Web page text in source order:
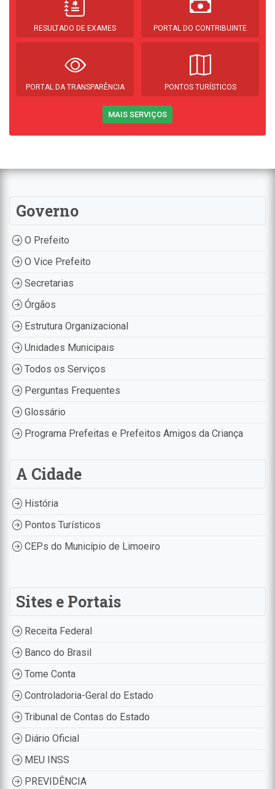
RESULTADO DE EXAMES PORTAL DO CONTRIBUINTE
PORTAL DA TRANSPARÊNCIA PONTOS TURÍSTICOS
MAIS SERVIÇOS
Governo
O Prefeito
O Vice Prefeito
Secretarias
Órgãos
Estrutura Organizacional
Unidades Municipais
Todos os Serviços
Perguntas Frequentes
Glossário
Programa Prefeitas e Prefeitos Amigos da Criança
A Cidade
História
Pontos Turísticos
CEPs do Município de Limoeiro
Sites e Portais
Receita Federal
Banco do Brasil
Tome Conta
Controladoria-Geral do Estado
Tribunal de Contas do Estado
Diário Oficial
MEU INSS
PREVIDÊNCIA